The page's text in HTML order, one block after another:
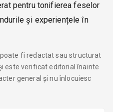
pentru tonifierea feselor
și experiențele în
fi redactat sau structurat
este verificat editorial înainte
general și nu înlocuiesc